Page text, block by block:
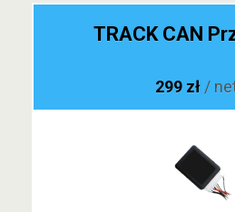
TRACK CAN
299 zł /